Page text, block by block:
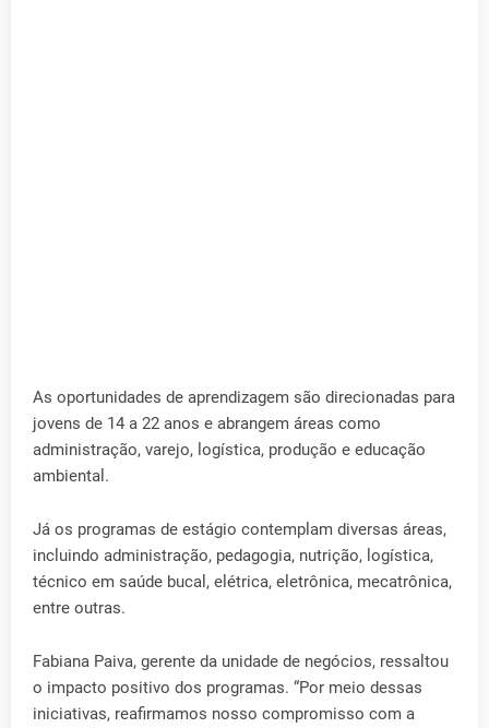
As oportunidades de aprendizagem são direcionadas para
jovens de 14 a 22 anos e abrangem áreas como
administração, varejo, logística, produção e educação
ambiental.
Já os programas de estágio contemplam diversas áreas,
incluindo administração, pedagogia, nutrição, logística,
técnico em saúde bucal, elétrica, eletrônica, mecatrônica,
entre outras.
Fabiana Paiva, gerente da unidade de negócios, ressaltou
o impacto positivo dos programas. “Por meio dessas
iniciativas, reafirmamos nosso compromisso com a